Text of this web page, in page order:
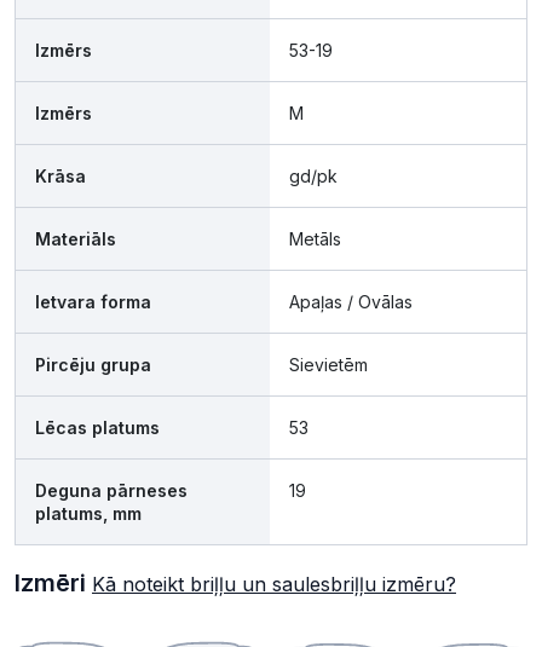
Izmērs 53-19
Izmērs M
Krāsa gd/pk
Materiāls Metāls
Ietvara forma Apaļas / Ovālas
Pircēju grupa Sievietēm
Lēcas platums 53
Deguna pārneses
platums, mm
19
Izmēri Kā noteikt briļļu un saulesbriļļu izmēru?